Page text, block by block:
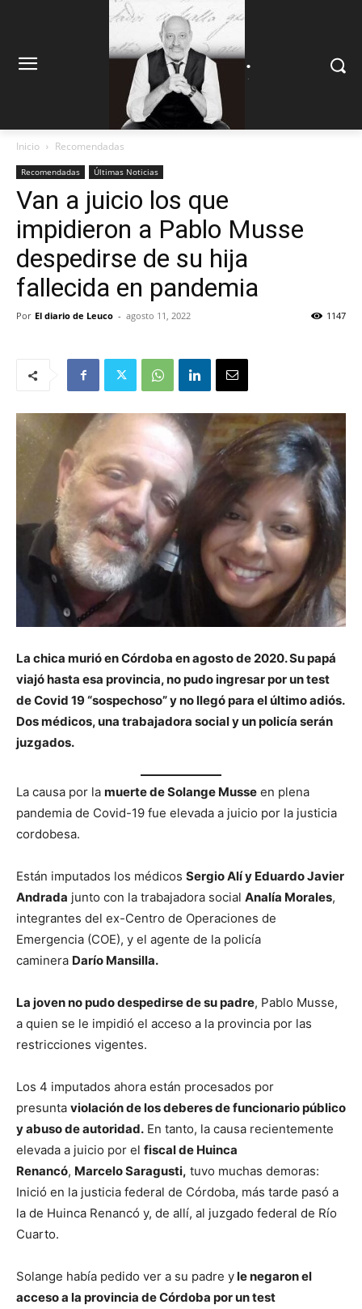
.
Inicio Recomendadas
Recomendadas Últimas Noticias
Van a juicio los que
impidieron a Pablo Musse
despedirse de su hija
fallecida en pandemia
Por El diario de Leuco - agosto 11, 2022 1147
La chica murió en Córdoba en agosto de 2020. Su papá
viajó hasta esa provincia, no pudo ingresar por un test
de Covid 19 “sospechoso” y no llegó para el último adiós.
Dos médicos, una trabajadora social y un policía serán
juzgados.
La causa por la muerte de Solange Musse en plena
pandemia de Covid-19 fue elevada a juicio por la justicia
cordobesa.
Están imputados los médicos Sergio Alí y Eduardo Javier
Andrada junto con la trabajadora social Analía Morales,
integrantes del ex-Centro de Operaciones de
Emergencia (COE), y el agente de la policía
caminera Darío Mansilla.
La joven no pudo despedirse de su padre, Pablo Musse,
a quien se le impidió el acceso a la provincia por las
restricciones vigentes.
Los 4 imputados ahora están procesados por
presunta violación de los deberes de funcionario público
y abuso de autoridad. En tanto, la causa recientemente
elevada a juicio por el fiscal de Huinca
Renancó, Marcelo Saragusti, tuvo muchas demoras:
Inició en la justicia federal de Córdoba, más tarde pasó a
la de Huinca Renancó y, de allí, al juzgado federal de Río
Cuarto.
Solange había pedido ver a su padre yle negaron el
acceso a la provincia de Córdoba por un test